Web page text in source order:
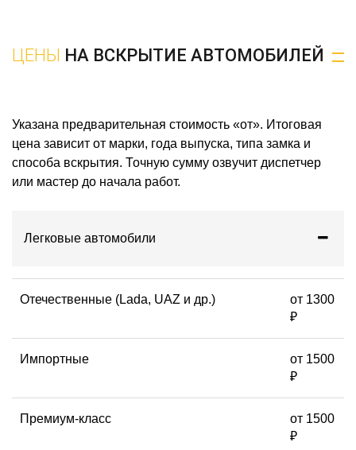
ЦЕНЫ НА ВСКРЫТИЕ АВТОМОБИЛЕЙ
Указана предварительная стоимость «от». Итоговая
цена зависит от марки, года выпуска, типа замка и
способа вскрытия. Точную сумму озвучит диспетчер
или мастер до начала работ.
Легковые автомобили
Отечественные (Lada, UAZ и др.)
от 1300
₽
Импортные
от 1500
₽
Премиум-класс
от 1500
₽